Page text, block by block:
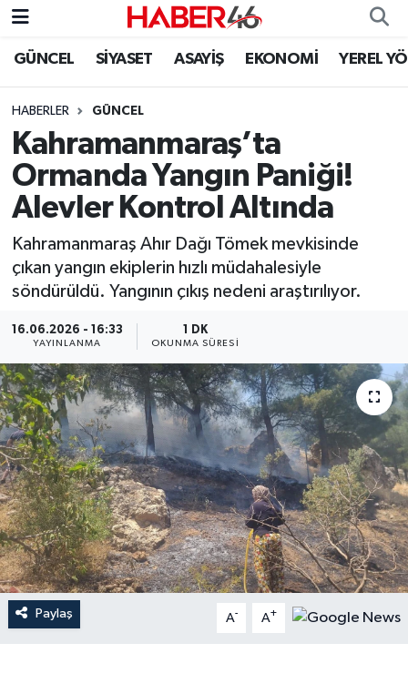
GÜNCEL SİYASET ASAYİŞ EKONOMİ YEREL
HABERLER GÜNCEL
Kahramanmaraş’ta
Ormanda Yangın Paniği!
Alevler Kontrol Altında
Kahramanmaraş Ahır Dağı Tömek mevkisinde
çıkan yangın ekiplerin hızlı müdahalesiyle
söndürüldü. Yangının çıkış nedeni araştırılıyor.
16.06.2026 - 16:33
YAYINLANMA
1 DK
OKUNMA SÜRESI
Paylaş A- A+
GÜNCEL
SİYASET
EKONOMİ
SPOR
YAŞAM
TEKNOLOJİ
SAĞLIK
EĞİTİM
İLÇE HABERLERİ
KÜLTÜR-SANAT
KSÜ
DÜNYA
ROPORTAJ
Nöbetçi Eczaneler
Hava Durumu
Kahramanmaraş Namaz Vakitleri
Trafik Durumu
Süper Lig Puan Durumu ve Fikstür
Tüm Manşetler
Son Dakika Haberleri
Haber Arşivi